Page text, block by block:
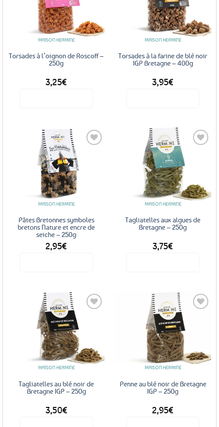
MAISON HERMINE
Torsades à l’oignon de Roscoff –
250g
3,25€
Ajouter
MAISON HERMINE
Torsades à la farine de blé noir
IGP Bretagne – 400g
3,95€
MAISON HERMINE
Pâtes Bretonnes symboles
bretons Nature et encre de
seiche – 250g
2,95€
MAISON HERMINE
Tagliatelles aux algues de
Bretagne – 250g
3,75€
MAISON HERMINE
Tagliatelles au blé noir de
Bretagne IGP – 250g
3,50€
MAISON HERMINE
Penne au blé noir de Bretagne
IGP – 250g
2,95€